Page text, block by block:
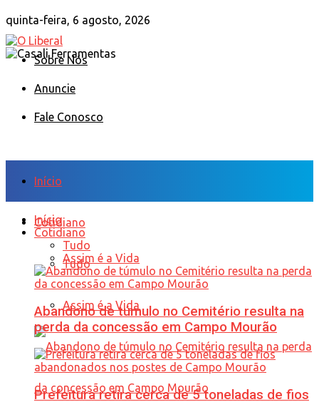
quinta-feira, 6 agosto, 2026
Sobre Nós
Anuncie
Fale Conosco
Início
Cotidiano
Tudo
Assim é a Vida
Início
Cotidiano
Tudo
Assim é a Vida
Abandono de túmulo no Cemitério resulta na
perda da concessão em Campo Mourão
Prefeitura retira cerca de 5 toneladas de fios